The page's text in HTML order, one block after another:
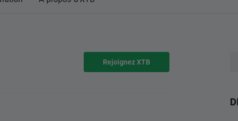
Rejoignez XTB